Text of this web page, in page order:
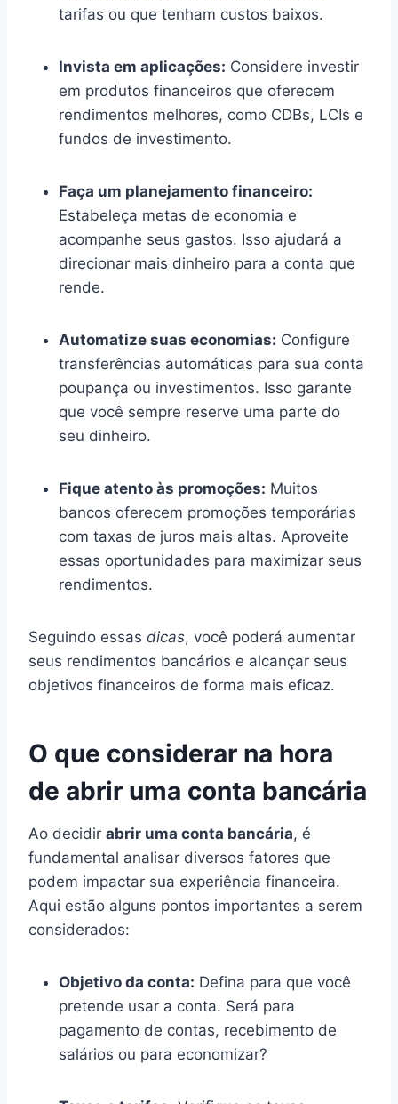
tarifas ou que tenham custos baixos.
Invista em aplicações: Considere investir
em produtos financeiros que oferecem
rendimentos melhores, como CDBs, LCIs e
fundos de investimento.
Faça um planejamento financeiro:
Estabeleça metas de economia e
acompanhe seus gastos. Isso ajudará a
direcionar mais dinheiro para a conta que
rende.
Automatize suas economias: Configure
transferências automáticas para sua conta
poupança ou investimentos. Isso garante
que você sempre reserve uma parte do
seu dinheiro.
Fique atento às promoções: Muitos
bancos oferecem promoções temporárias
com taxas de juros mais altas. Aproveite
essas oportunidades para maximizar seus
rendimentos.
Seguindo essas dicas, você poderá aumentar
seus rendimentos bancários e alcançar seus
objetivos financeiros de forma mais eficaz.
O que considerar na hora
de abrir uma conta bancária
Ao decidir abrir uma conta bancária, é
fundamental analisar diversos fatores que
podem impactar sua experiência financeira.
Aqui estão alguns pontos importantes a serem
considerados:
Objetivo da conta: Defina para que você
pretende usar a conta. Será para
pagamento de contas, recebimento de
salários ou para economizar?